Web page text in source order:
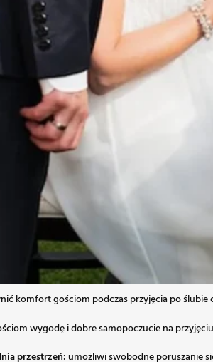
komfort gościom podczas przyjęcia po ślubie
wygodę i dobre samopoczucie na
przestrzeń:umożliwi swobodne poruszanie